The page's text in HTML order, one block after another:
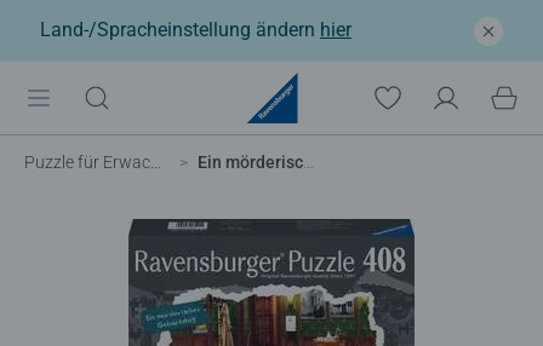
Land-/Spracheinstellung ändern hier
Puzzle für Erwachsene Ein mörderischer Geburtstag